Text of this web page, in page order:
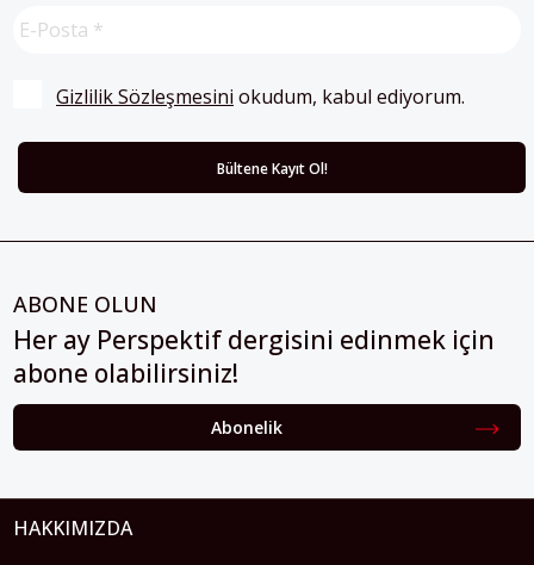
Gizlilik Sözleşmesini okudum, kabul ediyorum.
ABONE OLUN
Her ay Perspektif dergisini edinmek için
abone olabilirsiniz!
Abonelik
HAKKIMIZDA